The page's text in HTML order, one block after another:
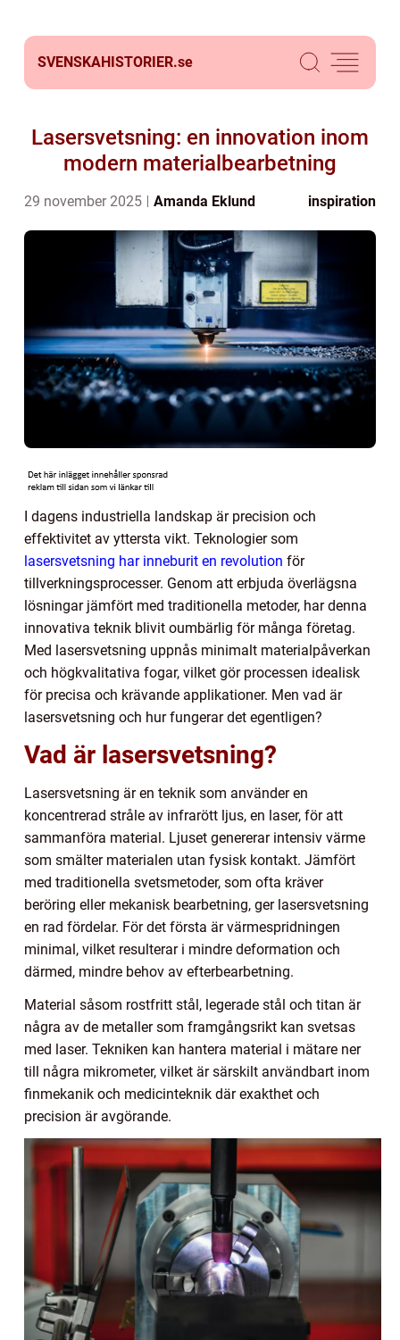
SVENSKAHISTORIER.se
Lasersvetsning: en innovation inom
modern materialbearbetning
29 november 2025 Amanda Eklund inspiration
I dagens industriella landskap är precision och
effektivitet av yttersta vikt. Teknologier som
lasersvetsning har inneburit en revolution för
tillverkningsprocesser. Genom att erbjuda överlägsna
lösningar jämfört med traditionella metoder, har denna
innovativa teknik blivit oumbärlig för många företag.
Med lasersvetsning uppnås minimalt materialpåverkan
och högkvalitativa fogar, vilket gör processen idealisk
för precisa och krävande applikationer. Men vad är
lasersvetsning och hur fungerar det egentligen?
Vad är lasersvetsning?
Lasersvetsning är en teknik som använder en
koncentrerad stråle av infrarött ljus, en laser, för att
sammanföra material. Ljuset genererar intensiv värme
som smälter materialen utan fysisk kontakt. Jämfört
med traditionella svetsmetoder, som ofta kräver
beröring eller mekanisk bearbetning, ger lasersvetsning
en rad fördelar. För det första är värmespridningen
minimal, vilket resulterar i mindre deformation och
därmed, mindre behov av efterbearbetning.
Material såsom rostfritt stål, legerade stål och titan är
några av de metaller som framgångsrikt kan svetsas
med laser. Tekniken kan hantera material i mätare ner
till några mikrometer, vilket är särskilt användbart inom
finmekanik och medicinteknik där exakthet och
precision är avgörande.